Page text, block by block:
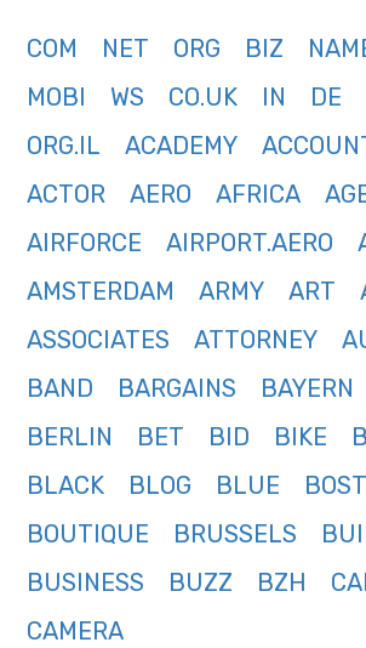
COM NET ORG BIZ
MOBI
WS CO.UK IN DE
ORG.IL
ACADEMY
ACTOR
AERO AFRICA
AIRFORCE
AIRPORT.AERO
AMSTERDAM
ARMY ART
ASSOCIATES
ATTORNEY
BAND
BARGAINS BAYERN
BERLIN
BET BID BIKE
BLACK
BLOG BLUE
BOUTIQUE
BRUSSELS
BUSINESS
BUZZ BZH
CAMERA